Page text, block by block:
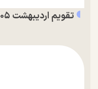
تقویم اردیبهشت ۱۴۰۵ و روز‌های تعطیل این ماه